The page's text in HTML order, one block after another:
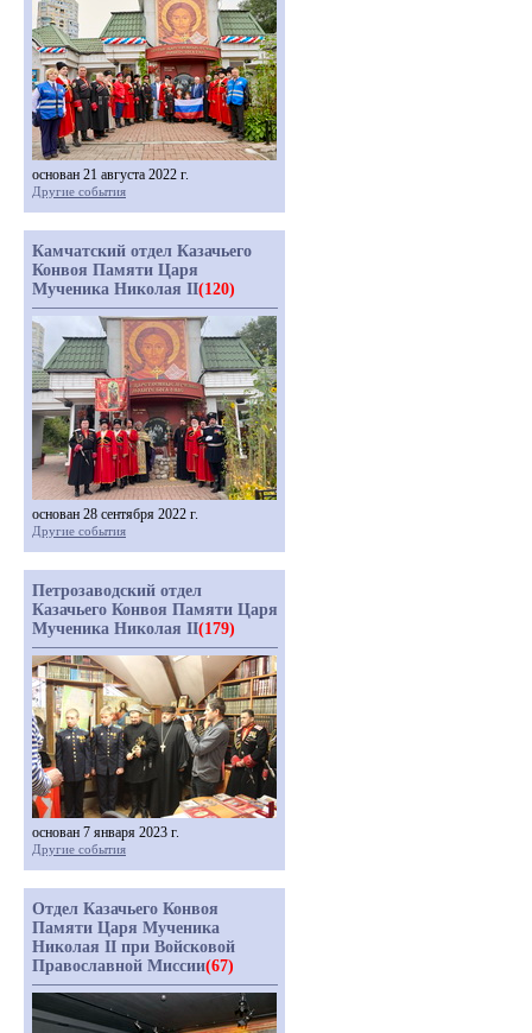
основан 21 августа 2022 г.
Другие события
Камчатский отдел Казачьего
Конвоя Памяти Царя
Мученика Николая II(120)
основан 28 сентября 2022 г.
Другие события
Петрозаводский отдел
Казачьего Конвоя Памяти Царя
Мученика Николая II(179)
основан 7 января 2023 г.
Другие события
Отдел Казачьего Конвоя
Памяти Царя Мученика
Николая II при Войсковой
Православной Миссии(67)